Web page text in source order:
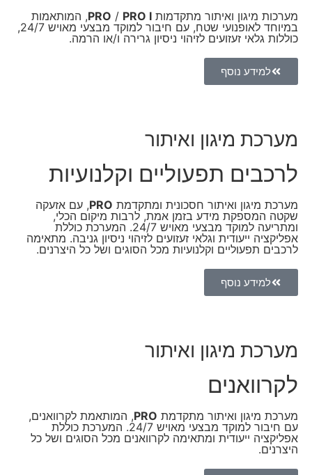
מערכות מיגון ואיתור מתקדמות PRO / PRO I
, המותאמות
במיוחד לאופנועי שטח, עם חיבור למוקד מבצעי מאויש 24/7,
כוללות גלאי זעזועים לזיהוי ניסיון גרירה ו/או הרמה.
למידע נוסף
מערכת מיגון ואיתור
לרכבים תפעוליים וקלנועיות
מערכת מיגון ואיתור חסכונית ומתקדמת PRO, עם אזעקה
שקטה המספקת מידע בזמן אמת, לרבות מיקום הכלי,
ומתריעה למוקד מבצעי מאויש 24/7. המערכת כוללת
אפליקציה ייעודית וגלאי זעזועים לזיהוי ניסיון גניבה. מתאימה
לרכבים תפעוליים וקלנועיות מכל הסוגים ושל כל היצרנים.
למידע נוסף
מערכת מיגון ואיתור
לקרוואנים
מערכת מיגון ואיתור מתקדמת PRO, המותאמת לקרוואנים,
עם חיבור למוקד מבצעי מאויש 24/7. המערכת כוללת
אפליקציה ייעודית ומתאימה לקרוואנים מכל הסוגים ושל כל
היצרנים.